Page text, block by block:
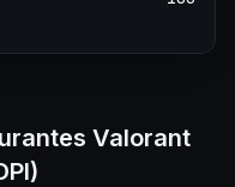
Valorant